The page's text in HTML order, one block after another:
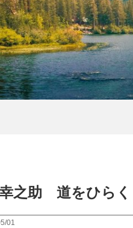
幸之助 道をひらく
01